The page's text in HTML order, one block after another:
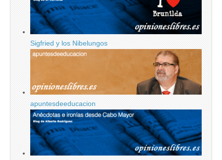
Sigfried y los Nibelungos
apuntesdeeducacion